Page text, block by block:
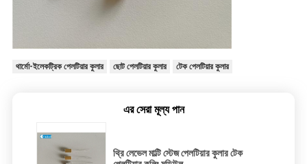
থার্মো-ইলেকট্রিক পেলটিয়ার কুলার ছোট পেলটিয়ার কুলার টেক পেলটিয়ার কুলার
এর সেরা মূল্য পান
থ্রি লেভেল মাল্টি স্টেজ পেলটিয়ার কুলার টেক